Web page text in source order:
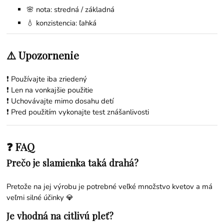
🌸 nota: stredná / základná
💧 konzistencia: ľahká
⚠️ Upozornenie
❗ Používajte iba zriedený
❗ Len na vonkajšie použitie
❗ Uchovávajte mimo dosahu detí
❗ Pred použitím vykonajte test znášanlivosti
❓ FAQ
Prečo je slamienka taká drahá?
Pretože na jej výrobu je potrebné veľké množstvo kvetov a má
veľmi silné účinky 💎
Je vhodná na citlivú pleť?